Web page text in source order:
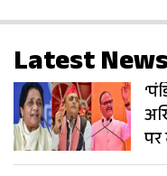
Latest